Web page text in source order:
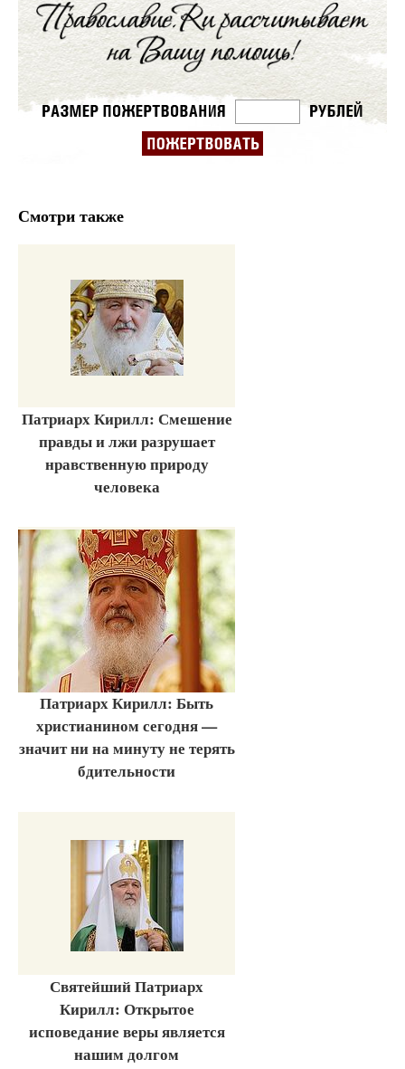
Смотри также
Патриарх Кирилл: Смешение
правды и лжи разрушает
нравственную природу
человека
Патриарх Кирилл: Быть
христианином сегодня —
значит ни на минуту не терять
бдительности
Святейший Патриарх
Кирилл: Открытое
исповедание веры является
нашим долгом